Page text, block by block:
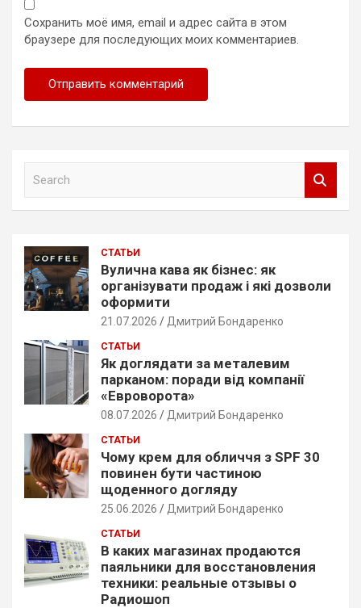
Сохранить моё имя, email и адрес сайта в этом
браузере для последующих моих комментариев.
h
СТАТЬИ
Вулична кава як бізнес: як
організувати продаж і які дозволи
оформити
21.07.2026 Дмитрий Бондаренко
СТАТЬИ
Як доглядати за металевим
парканом: поради від компанії
«Евроворота»
08.07.2026 Дмитрий Бондаренко
СТАТЬИ
Чому крем для обличчя з SPF 30
повинен бути частиною
щоденного догляду
25.06.2026 Дмитрий Бондаренко
СТАТЬИ
В каких магазинах продаются
паяльники для восстановления
техники: реальные отзывы о
Радиошоп